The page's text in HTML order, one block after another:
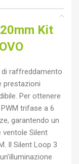
Kit
di raffreddamento
prestazioni
Per ottenere
trifase a 6
garantendo un
Silent
Il Silent Loop 3